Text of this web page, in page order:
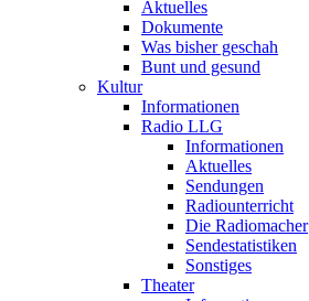
Aktuelles
Dokumente
Was bisher geschah
Bunt und gesund
Kultur
Informationen
Radio LLG
Informationen
Aktuelles
Sendungen
Radiounterricht
Die Radiomacher
Sendestatistiken
Sonstiges
Theater